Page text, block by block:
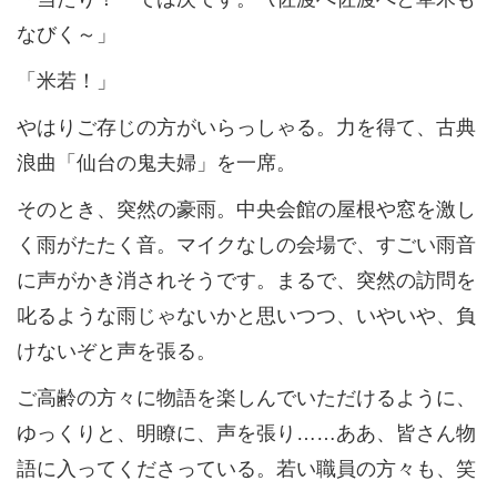
なびく～」
「米若！」
やはりご存じの方がいらっしゃる。力を得て、古典
浪曲「仙台の鬼夫婦」を一席。
そのとき、突然の豪雨。中央会館の屋根や窓を激し
く雨がたたく音。マイクなしの会場で、すごい雨音
に声がかき消されそうです。まるで、突然の訪問を
叱るような雨じゃないかと思いつつ、いやいや、負
けないぞと声を張る。
ご高齢の方々に物語を楽しんでいただけるように、
ゆっくりと、明瞭に、声を張り……ああ、皆さん物
語に入ってくださっている。若い職員の方々も、笑